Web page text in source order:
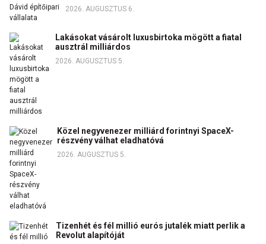
2026. AUGUSZTUS 6.
Lakásokat vásárolt luxusbirtoka mögött a fiatal
ausztrál milliárdos
2026. AUGUSZTUS 5.
Közel negyvenezer milliárd forintnyi SpaceX-
részvény válhat eladhatóvá
2026. AUGUSZTUS 5.
Tizenhét és fél millió eurós jutalék miatt perlik a
Revolut alapítóját